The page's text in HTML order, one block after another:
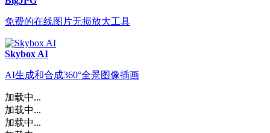
免费的在线图片无损放大工具
Skybox AI
AI生成和合成360°全景图像插画
加载中...
加载中...
加载中...